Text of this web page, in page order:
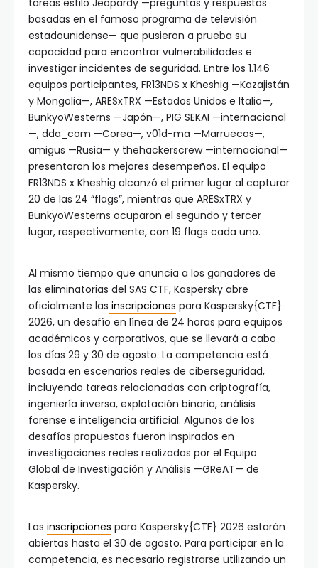
tareas estilo Jeopardy —preguntas y respuestas
basadas en el famoso programa de televisión
estadounidense— que pusieron a prueba su
capacidad para encontrar vulnerabilidades e
investigar incidentes de seguridad. Entre los 1.146
equipos participantes, FR13NDS x Kheshig —Kazajistán
y Mongolia—, ARESxTRX —Estados Unidos e Italia—,
BunkyoWesterns —Japón—, PIG SEKAI —internacional
—, dda_com —Corea—, v01d-ma —Marruecos—,
amigus —Rusia— y thehackerscrew —internacional—
presentaron los mejores desempeños. El equipo
FR13NDS x Kheshig alcanzó el primer lugar al capturar
20 de las 24 “flags”, mientras que ARESxTRX y
BunkyoWesterns ocuparon el segundo y tercer
lugar, respectivamente, con 19 flags cada uno.
Al mismo tiempo que anuncia a los ganadores de
las eliminatorias del SAS CTF, Kaspersky abre
oficialmente las inscripciones para Kaspersky{CTF}
2026, un desafío en línea de 24 horas para equipos
académicos y corporativos, que se llevará a cabo
los días 29 y 30 de agosto. La competencia está
basada en escenarios reales de ciberseguridad,
incluyendo tareas relacionadas con criptografía,
ingeniería inversa, explotación binaria, análisis
forense e inteligencia artificial. Algunos de los
desafíos propuestos fueron inspirados en
investigaciones reales realizadas por el Equipo
Global de Investigación y Análisis —GReAT— de
Kaspersky.
Las inscripciones para Kaspersky{CTF} 2026 estarán
abiertas hasta el 30 de agosto. Para participar en la
competencia, es necesario registrarse utilizando un